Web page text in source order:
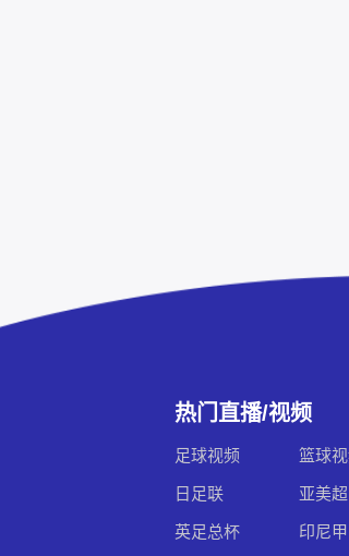
热门直播/视频
足球视频 篮球
日足联 亚美超
英足总杯 印尼甲